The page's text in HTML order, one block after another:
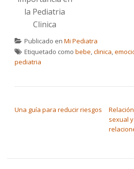
la Pediatria
Clinica
Publicado en Mi Pediatra
Etiquetado como bebe,clinica,
pediatria
Una guía para reducir riesgos
sexual